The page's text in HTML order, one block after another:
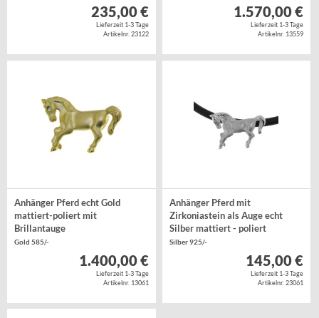
235,00 €
Lieferzeit 1-3 Tage
Artikelnr. 23122
1.570,00 €
Lieferzeit 1-3 Tage
Artikelnr. 13559
Anhänger Pferd echt Gold
mattiert-poliert mit
Brillantauge
Gold 585/-
1.400,00 €
Lieferzeit 1-3 Tage
Artikelnr. 13061
Anhänger Pferd mit
Zirkoniastein als Auge echt
Silber mattiert - poliert
Silber 925/-
145,00 €
Lieferzeit 1-3 Tage
Artikelnr. 23061